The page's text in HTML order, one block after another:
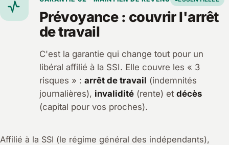
Prévoyance : couvrir l'arrêt
de travail
C'est la garantie qui change tout pour un
libéral affilié à la SSI. Elle couvre les « 3
risques » : arrêt de travail (indemnités
journalières), invalidité(rente) et décès
(capital pour vos proches).
Affilié à la SSI (le régime général des indépendants),